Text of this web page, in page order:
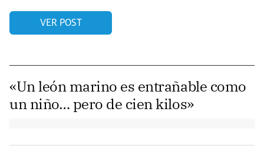
VER POST
«Un león marino es entrañable como
un niño… pero de cien kilos»